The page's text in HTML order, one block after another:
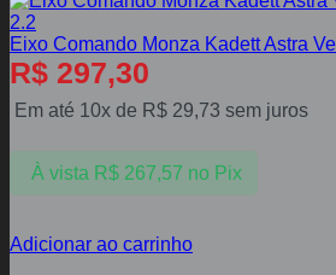
Eixo Comando Monza Kadett Astra
R$ 297,30
Em até 10x de R$ 29,73 sem juros
À vista R$267,57 no Pix
Adicionar ao carrinho